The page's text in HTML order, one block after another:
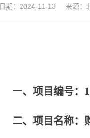
日期：2024-11-13 来源：
一、项目编号：
二、项目名称：